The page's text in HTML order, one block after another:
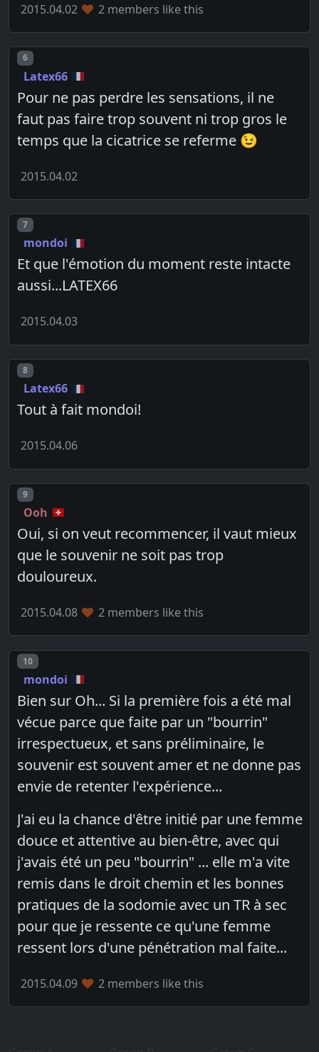
2015.04.02 2 members like this
Post number
6
Latex66
Pour ne pas perdre les sensations, il ne
faut pas faire trop souvent ni trop gros le
temps que la cicatrice se referme 😉
2015.04.02
Post number
7
mondoi
Et que l'émotion du moment reste intacte
aussi...LATEX66
2015.04.03
Post number
8
Latex66
Tout à fait mondoi!
2015.04.06
Post number
9
Ooh
Oui, si on veut recommencer, il vaut mieux
que le souvenir ne soit pas trop
douloureux.
2015.04.08 2 members like this
Post number
10
mondoi
Bien sur Oh... Si la première fois a été mal
vécue parce que faite par un "bourrin"
irrespectueux, et sans préliminaire, le
souvenir est souvent amer et ne donne pas
envie de retenter l'expérience...
J'ai eu la chance d'être initié par une femme
douce et attentive au bien-être, avec qui
j'avais été un peu "bourrin" ... elle m'a vite
remis dans le droit chemin et les bonnes
pratiques de la sodomie avec un TR à sec
pour que je ressente ce qu'une femme
ressent lors d'une pénétration mal faite...
2015.04.09 2 members like this